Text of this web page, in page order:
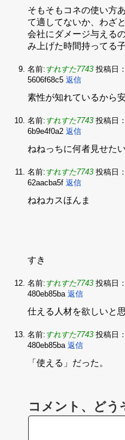
そもそもコネの使い方
て適してないか、わざ
会社にダメージ与える
み上げた時間持ってる
名前: すれすた7743 投稿日
5606f68c5 返信
素性が知れているから
名前: すれすた7743 投稿日
6b9e4f0a2 返信
ねねっちに何者見せたい
名前: すれすた7743 投稿日
62aacba5f 返信
ねねカスほんま‌
すき
名前: すれすた7743 投稿日
480eb85ba 返信
仕える人材を欲しいと
名前: すれすた7743 投稿日
480eb85ba 返信
「使える」だった。
コメント、どう